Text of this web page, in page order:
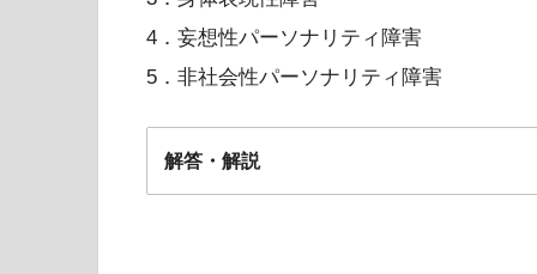
4．妄想性パーソナリティ障害
5．非社会性パーソナリティ障害
解答・解説